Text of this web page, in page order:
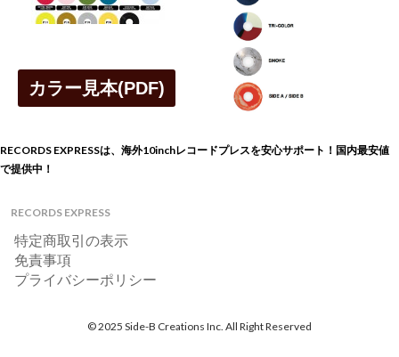
カラー見本(PDF)
RECORDS EXPRESSは、海外10inchレコードプレスを安心サポート！国内最安値
で提供中！
RECORDS EXPRESS
特定商取引の表示
免責事項
プライバシーポリシー
© 2025 Side-B Creations Inc. All Right Reserved